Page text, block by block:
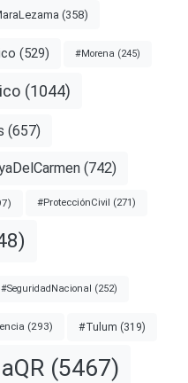
(358)
(529) #Morena (245)
(1044)
(657)
(742)
#ProtecciónCivil (271)
#SeguridadNacional (252)
(293) #Tulum (319)
(5467)